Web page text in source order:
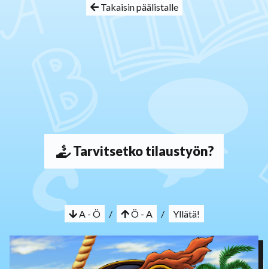
Takaisin päälistalle
Tarvitsetko tilaustyön?
A - Ö / Ö - A / Yllätä!